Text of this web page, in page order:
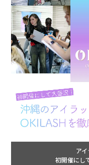
ア
初開催にし